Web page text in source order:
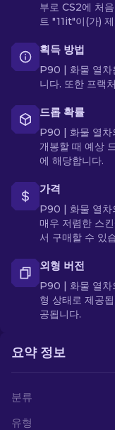
부로 CS2에 처
트 "11it"이(가)
획득 방법
P90 | 화물 열차
니다. 또한 프랙
드롭 확률
P90 | 화물 열
개봉할 때 예상
에 해당합니다.
가격
P90 | 화물 열차
매우 저렴한 스
서 구매할 수 있
외형 버전
P90 | 화물 열차
형 상태로 제공
공됩니다.
요약 정보
분류
유형